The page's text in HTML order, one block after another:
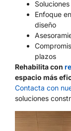
Enfoque
diseño
plazos
Rehabilita con
espacio más
Contacta con
soluciones